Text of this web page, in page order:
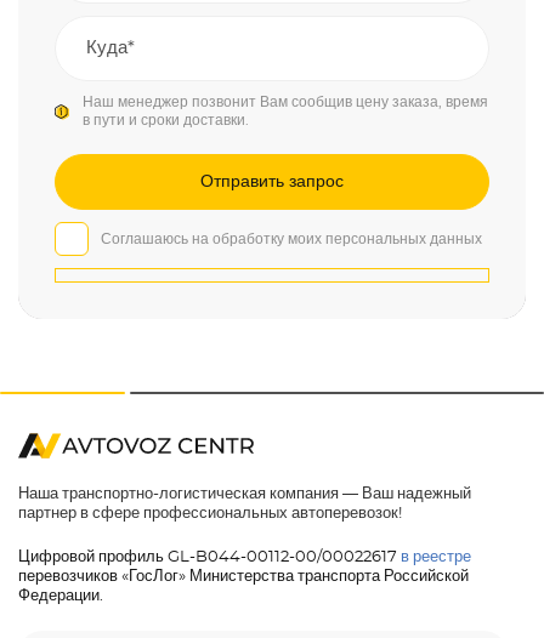
Наш менеджер позвонит Вам сообщив цену заказа, время
в пути и сроки доставки.
Соглашаюсь на обработку моих персональных данных
Наша транспортно-логистическая компания — Ваш надежный
партнер в сфере профессиональных автоперевозок!
Цифровой профиль GL-B044-00112-00/00022617 в реестре
перевозчиков «ГосЛог» Министерства транспорта Российской
Федерации.